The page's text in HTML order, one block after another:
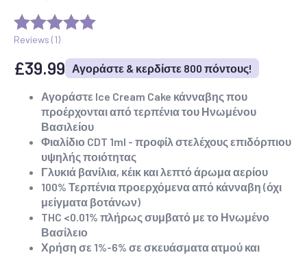
Reviews (1)
£39.99 Αγοράστε & κερδίστε 800 πόντους!
Αγοράστε Ice Cream Cake κάνναβης που
προέρχονται από τερπένια του Ηνωμένου
Βασιλείου
Φιαλίδιο CDT 1ml - προφίλ στελέχους επιδόρπιου
υψηλής ποιότητας
Γλυκιά βανίλια, κέικ και λεπτό άρωμα αερίου
100% Τερπένια προερχόμενα από κάνναβη (όχι
μείγματα βοτάνων)
THC <0.01% πλήρως συμβατό με το Ηνωμένο
Βασίλειο
Χρήση σε 1%-6% σε σκευάσματα ατμού και